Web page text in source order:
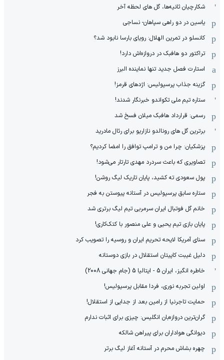
شکارچیان ثانیه‌ها، گل های لحظه آخر
یاسین در دو راهی سپاهان- نساجی
کانسلو در تمرین الهلال: رویای بارسا نابود شد؟
تراکتور دو هافبک در دروازه‌اش دارد!
استارت فصل جدید تنها نماینده البرز
گزینه جذاب پرسپولیس: اژدهای قرمز!
ستاره تیم ملی تکواندو خبرنگار شدند!
رسمی: قرارداد هافبک میلان فسخ شد
برترین گل های رونالدو نازاریو برای رئال مادرید
پزشکیان: چرا من و ترامپ توافق را امضا کردیم؟
تصاویری که باعث سردرد مهدی تارتار می‌شود!
پول سعودی ته کشید، پایان تاریک لیگ روشن!
ستاره سابق پرسپولیس در آستانه پیوستن به فجر
خانم گل فوتبال ایران سرمربی تیم لیگ برتری شد
پایان بازی تیم یحیی و علی منصور با کتک‌کاری!
سنای آمریکا لایحه تحریم ایران و روسیه را تصویب کرد
دلیل غیبت کاپیتان استقلال در بازی دوستانه
خاطره انگیز، ایران 5 - ایتالیا 5 (جام جهانی 2008)
اولین تجربه نوری، فردا مقابل پرسپولیس!
حمایت تاجرنیا از رامین بعد از جدایی از استقلال!
گران‌ترین دروازه‌بان انگلیس: چیزی برای اثبات ندارم
دیوانگی هواداران برای پیراهن شالکه
چهره بشاش محرم در آستانه آغاز لیگ برتر